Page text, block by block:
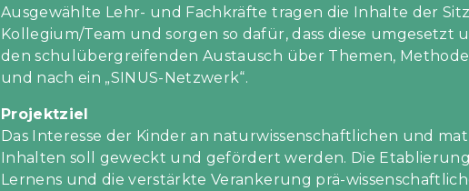
Ausgewählte Lehr- und Fachkräfte tragen die Inhalte der
Kollegium/Team und sorgen so dafür, dass diese umgesetzt
den schulübergreifenden Austausch über Themen,
und nach ein „SINUS-Netzwerk“.
Projektziel
Das Interesse der Kinder an naturwissenschaftlichen und
Inhalten soll geweckt und gefördert werden. Die
Lernens und die verstärkte Verankerung prä-